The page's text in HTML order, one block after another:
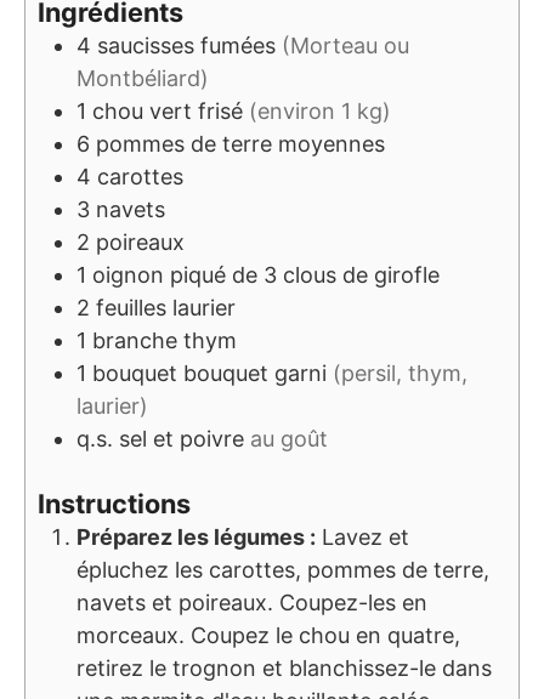
Ingrédients
4 saucisses fumées (Morteau ou
Montbéliard)
1 chou vert frisé (environ 1 kg)
6 pommes de terre moyennes
4 carottes
3 navets
2 poireaux
1 oignon piqué de 3 clous de girofle
2 feuilles laurier
1 branche thym
1 bouquet bouquet garni (persil, thym,
laurier)
q.s. sel et poivre au goût
Instructions
Préparez les légumes : Lavez et
épluchez les carottes, pommes de terre,
navets et poireaux. Coupez-les en
morceaux. Coupez le chou en quatre,
retirez le trognon et blanchissez-le dans